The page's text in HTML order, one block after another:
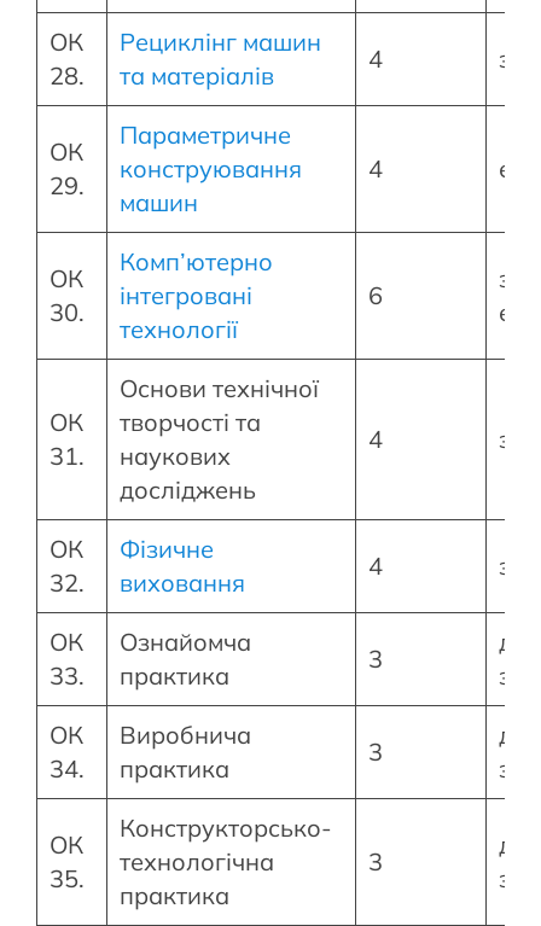
ОК
28.
Рециклінг машин
та матеріалів
4
ОК
29.
Параметричне
конструювання
машин
4
ОК
30.
Комп’ютерно
інтегровані
технології
6
ОК
31.
Основи технічної
творчості та
наукових
досліджень
4
ОК
32.
Фізичне
виховання
4
ОК
33.
Ознайомча
практика
3
ОК
34.
Виробнича
практика
3
ОК
35.
Конструкторсько-
технологічна
практика
3